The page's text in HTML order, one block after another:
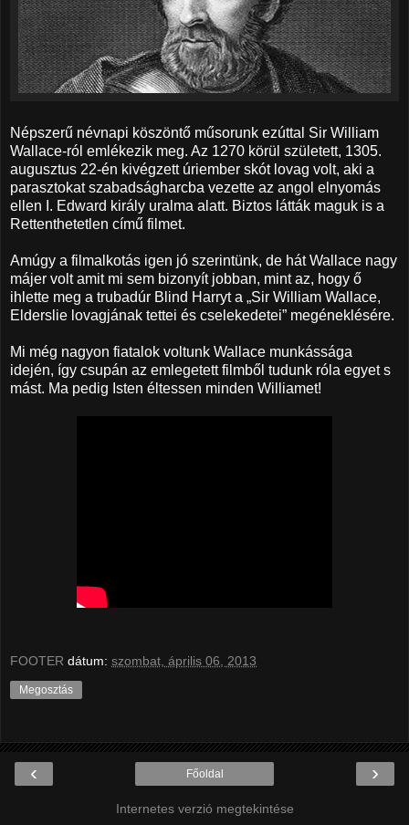
Népszerű névnapi köszöntő műsorunk ezúttal Sir William
Wallace-ról emlékezik meg. Az 1270 körül született, 1305.
augusztus 22-én kivégzett úriember skót lovag volt, aki a
parasztokat szabadságharcba vezette az angol elnyomás
ellen I. Edward király uralma alatt. Biztos látták maguk is a
Rettenthetetlen című filmet.
Amúgy a filmalkotás igen jó szerintünk, de hát Wallace nagy
májer volt amit mi sem bizonyít jobban, mint az, hogy ő
ihlette meg a trubadúr Blind Harryt a „Sir William Wallace,
Elderslie lovagjának tettei és cselekedetei” megéneklésére.
Mi még nagyon fiatalok voltunk Wallace munkássága
idején, így csupán az emlegetett filmből tudunk róla egyet s
mást. Ma pedig Isten éltessen minden Williamet!
FOOTER dátum: szombat, április 06, 2013
Megosztás
‹ ›
Főoldal
Internetes verzió megtekintése